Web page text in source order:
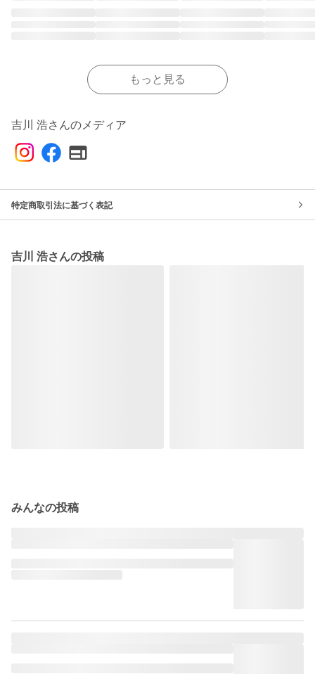
もっと見る
吉川 浩さんのメディア
特定商取引法に基づく表記
吉川 浩さんの投稿
みんなの投稿